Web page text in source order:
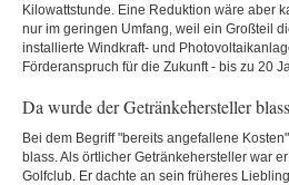
Kilowattstunde. Eine Reduktion wäre aber
nur im geringen Umfang, weil ein Großteil
installierte Windkraft- und
Förderanspruch für die Zukunft - bis zu 20
Da wurde der Getränkehersteller blass
Bei dem Begriff "bereits angefallene
blass. Als örtlicher Getränkehersteller war
Golfclub. Er dachte an sein früheres